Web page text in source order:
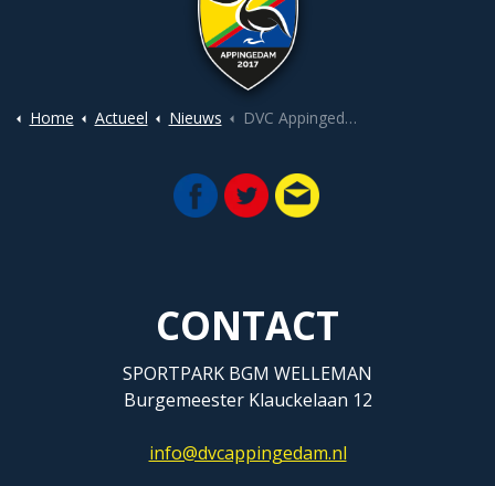
Home Actueel Nieuws DVC Appingedam helpt kinderen met geldzorgen via Niemand Buitenspel
CONTACT
SPORTPARK BGM WELLEMAN
Burgemeester Klauckelaan 12
info@dvcappingedam.nl